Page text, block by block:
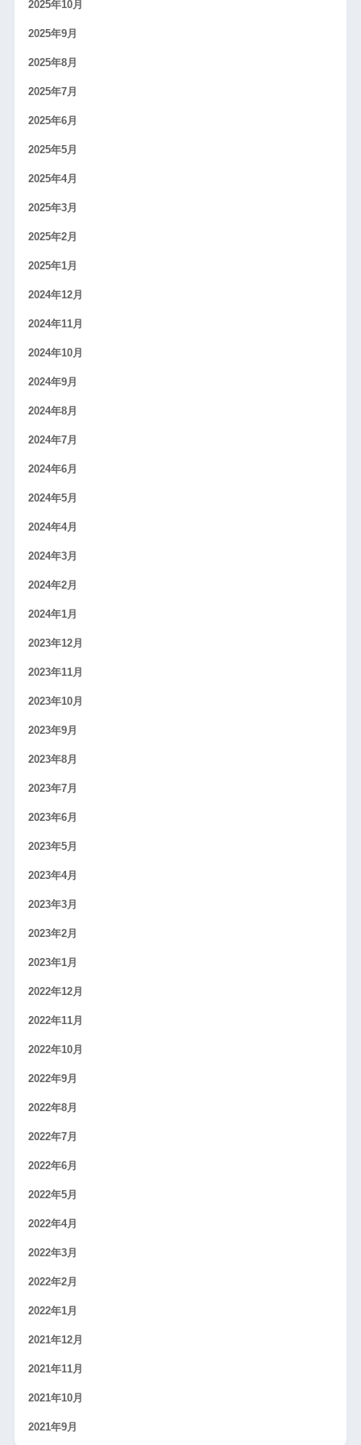
2025年10月
2025年9月
2025年8月
2025年7月
2025年6月
2025年5月
2025年4月
2025年3月
2025年2月
2025年1月
2024年12月
2024年11月
2024年10月
2024年9月
2024年8月
2024年7月
2024年6月
2024年5月
2024年4月
2024年3月
2024年2月
2024年1月
2023年12月
2023年11月
2023年10月
2023年9月
2023年8月
2023年7月
2023年6月
2023年5月
2023年4月
2023年3月
2023年2月
2023年1月
2022年12月
2022年11月
2022年10月
2022年9月
2022年8月
2022年7月
2022年6月
2022年5月
2022年4月
2022年3月
2022年2月
2022年1月
2021年12月
2021年11月
2021年10月
2021年9月